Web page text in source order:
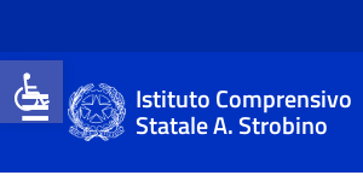
Open toolbarIstituto Comprensivo
Statale A. Strobino